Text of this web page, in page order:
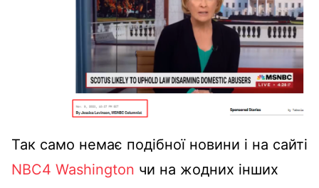
Так само немає подібної новини і на сайті
NBC4 Washington чи на жодних інших